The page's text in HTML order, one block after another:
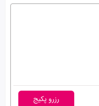
رزرو پکیج